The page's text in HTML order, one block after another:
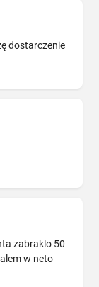
dostarczenie
zabraklo 50
w neto